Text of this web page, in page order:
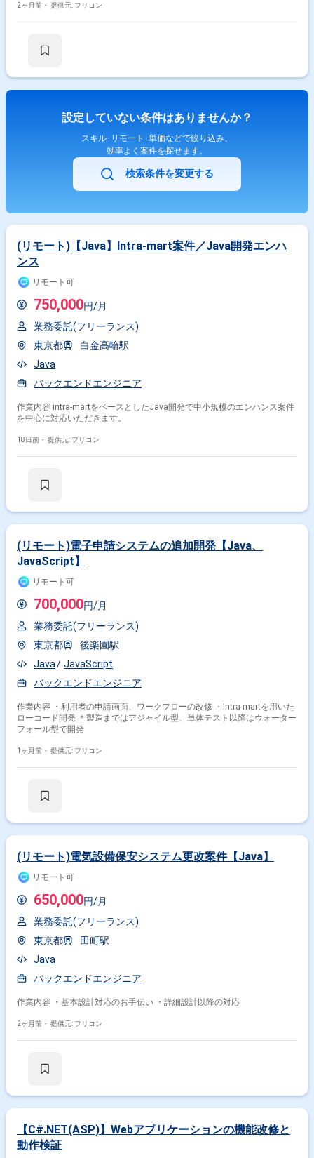
2ヶ月前・ 提供元: フリコン
設定していない条件はありませんか？
スキル･リモート･単価などで絞り込み、
効率よく案件を探せます。
検索条件を変更する
(リモート)【Java】Intra-mart案件／Java開発エンハ
ンス
リモート可
750,000円/月
業務委託(フリーランス)
東京都
白金高輪駅
Java
バックエンドエンジニア
作業内容 intra-martをベースとしたJava開発で中小規模のエンハンス案件
を中心に対応いただきます。
18日前・ 提供元: フリコン
(リモート)電子申請システムの追加開発【Java、
JavaScript】
リモート可
700,000円/月
業務委託(フリーランス)
東京都
後楽園駅
Java
JavaScript
バックエンドエンジニア
作業内容 ・利用者の申請画面、ワークフローの改修 ・Intra-martを用いた
ローコード開発 ＊製造まではアジャイル型、単体テスト以降はウォーター
フォール型で開発
1ヶ月前・ 提供元: フリコン
(リモート)電気設備保安システム更改案件【Java】
リモート可
650,000円/月
業務委託(フリーランス)
東京都
田町駅
Java
バックエンドエンジニア
作業内容 ・基本設計対応のお手伝い ・詳細設計以降の対応
2ヶ月前・ 提供元: フリコン
【C#.NET(ASP)】Webアプリケーションの機能改修と
動作検証